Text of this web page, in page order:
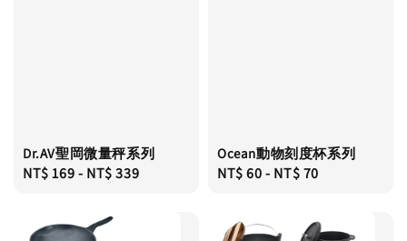
Dr.AV聖岡微量秤系列
Regular
NT$ 169- NT$ 339
Ocean動物刻度杯系列
Regular
NT$ 60- NT$ 70